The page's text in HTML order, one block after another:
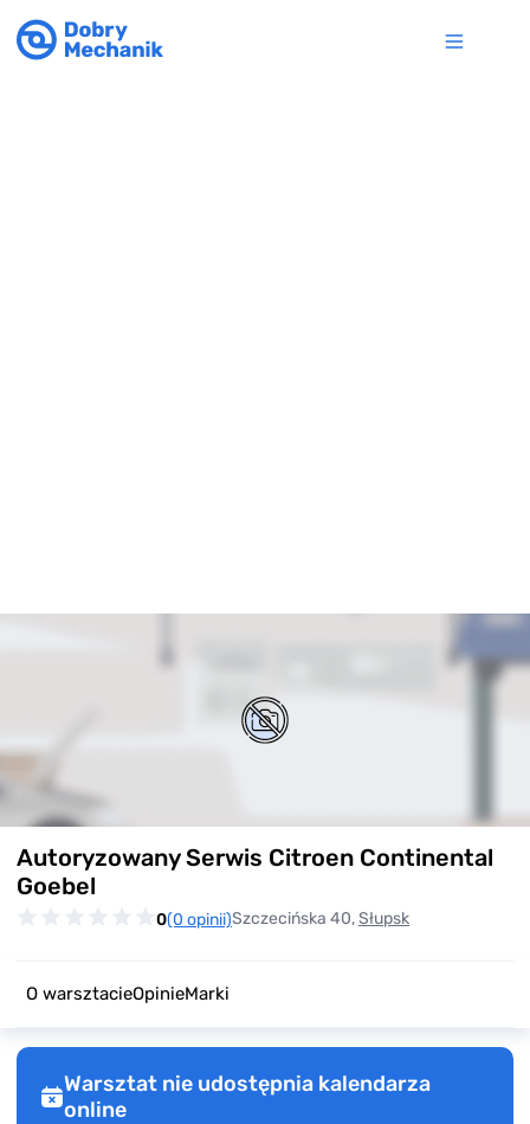
Autoryzowany Serwis Citroen Continental
Goebel
0(0 opinii)Szczecińska 40,Słupsk
O warsztacieOpinieMarki
Warsztat nie udostępnia kalendarza
online